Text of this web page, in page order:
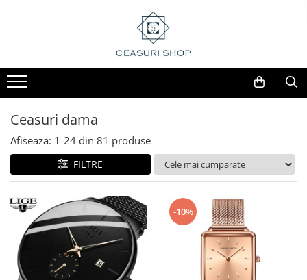
Ceasuri dama
Afiseaza: 1-24 din 81 produse
FILTRE
-10%